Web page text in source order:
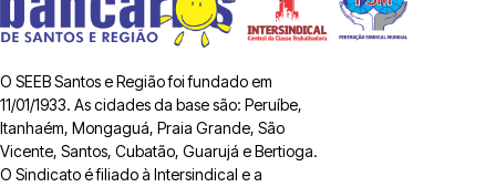
O SEEB Santos e Região foi fundado em
11/01/1933. As cidades da base são: Peruíbe,
Itanhaém, Mongaguá, Praia Grande, São
Vicente, Santos, Cubatão, Guarujá e Bertioga.
O Sindicato é filiado à Intersindical e a